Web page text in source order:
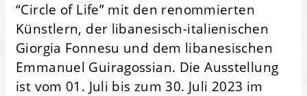
“Circle of Life” mit den renommierten
Künstlern, der libanesisch-italienischen
Giorgia Fonnesu und dem libanesischen
Emmanuel Guiragossian. Die Ausstellung
ist vom 01. Juli bis zum 30. Juli 2023 im